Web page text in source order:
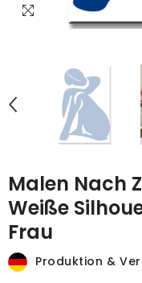
Malen Nach
Weiße
Frau
Produktion &